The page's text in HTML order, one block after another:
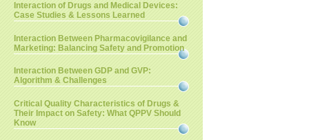
Interaction of Drugs and Medical Devices:
Case Studies & Lessons Learned
Interaction Between Pharmacovigilance and
Marketing: Balancing Safety and Promotion
Interaction Between GDP and GVP:
Algorithm & Challenges
Critical Quality Characteristics of Drugs &
Their Impact on Safety: What QPPV Should
Know